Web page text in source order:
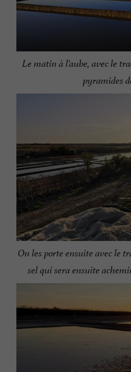
Le matin à l’aube, avec le
pyramides
On les porte ensuite avec le
sel qui sera ensuite